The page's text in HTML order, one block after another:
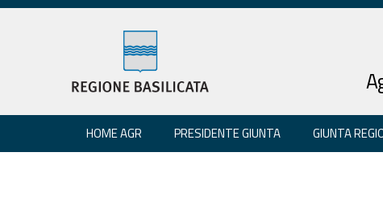
HOME AGR PRESIDENTE GIUNTA GIUNTA